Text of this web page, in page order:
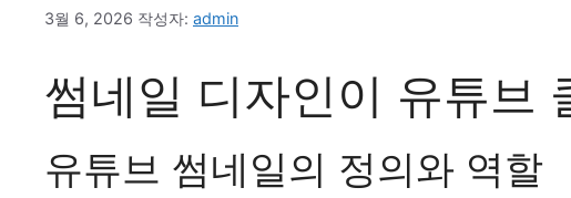
3월 6, 2026 작성자: admin
썸네일 디자인이 유튜브
유튜브 썸네일의 정의와 역할